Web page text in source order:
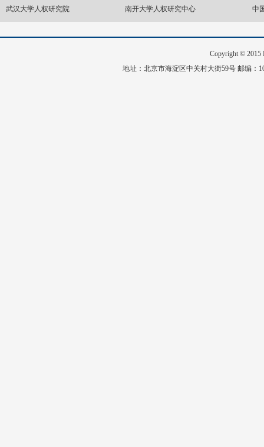
武汉大学人权研究院
南开大学人权研究中心 中
Copyright © 2015
地址：北京市海淀区中关村大街59号 邮编：